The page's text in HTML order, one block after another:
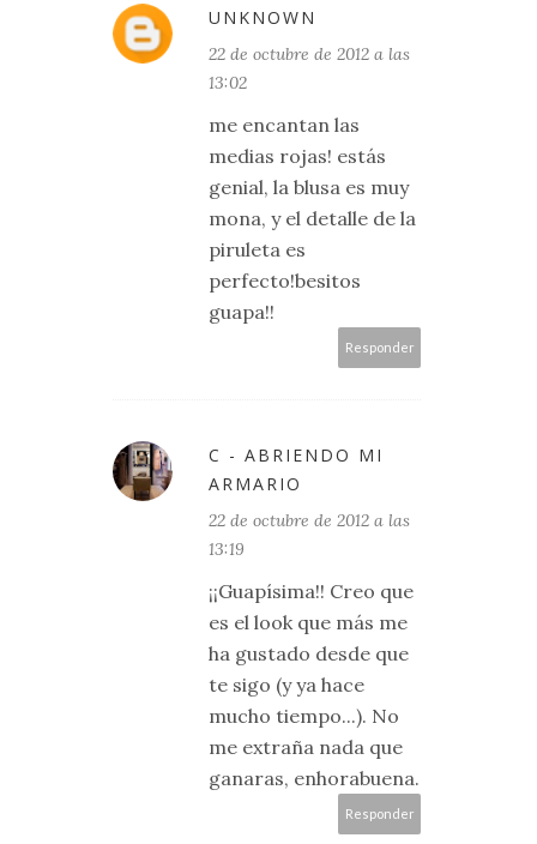
UNKNOWN
22 de octubre de 2012 a las
13:02
me encantan las
medias rojas! estás
genial, la blusa es muy
mona, y el detalle de la
piruleta es
perfecto!besitos
guapa!!
Responder
C - ABRIENDO MI
ARMARIO
22 de octubre de 2012 a las
13:19
¡¡Guapísima!! Creo que
es el look que más me
ha gustado desde que
te sigo (y ya hace
mucho tiempo...). No
me extraña nada que
ganaras, enhorabuena.
Responder